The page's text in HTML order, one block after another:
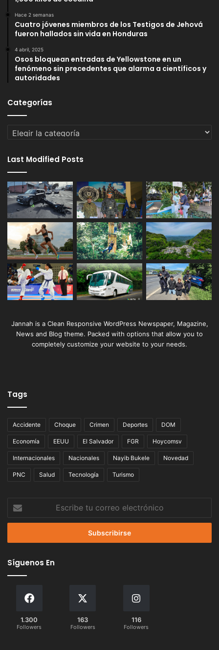
Hace 2 semanas
Cuatro jóvenes miembros de los Testigos de Jehová
fueron hallados sin vida en Honduras
4 abril, 2025
Osos bloquean entradas de Yellowstone en un
fenómeno sin precedentes que alarma a científicos y
autoridades
Categorías
Categorías
Last Modified Posts
Jannah is a Clean Responsive WordPress Newspaper, Magazine,
News and Blog theme. Packed with options that allow you to
completely customize your website to your needs.
Tags
Accidente Choque Crimen Deportes DOM
Economía EEUU El Salvador FGR Hoycomsv
Internacionales Nacionales Nayib Bukele Novedad
PNC Salud Tecnología Turismo
correo
Síguenos En
1.300
Followers
163
Followers
116
Followers